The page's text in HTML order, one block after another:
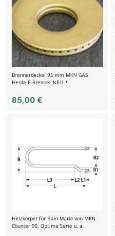
Brennerdeckel 95 mm MKN GAS
Herde E-Brenner NEU !!!
85,00 €
Heizkörper für Bain-Marie von MKN
Counter 90, Optima Serie u. a.